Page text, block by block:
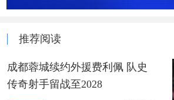
推荐阅读
成都蓉城续约外援费利佩 队史
传奇射手留战至2028